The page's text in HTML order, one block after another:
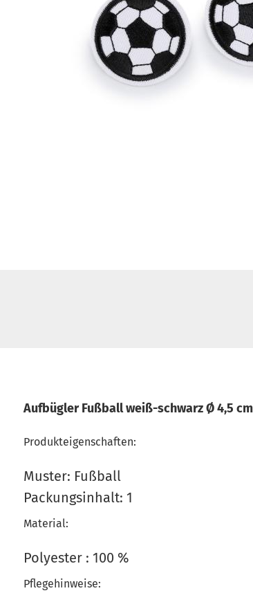
Aufbügler Fußball weiß-schwarz Ø 4,5 cm
Produkteigenschaften:
Muster: Fußball
Packungsinhalt: 1
Material:
Polyester : 100 %
Pflegehinweise: